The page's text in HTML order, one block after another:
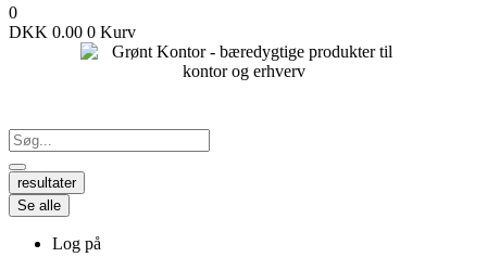
0
DKK 0.00 0 Kurv
resultater
Se alle
Log på